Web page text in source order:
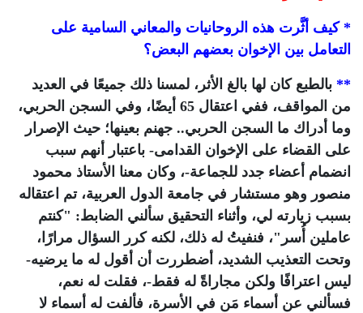
* كيف أثَّرت هذه الروحانيات والمعاني السامية على
التعامل بين الإخوان بعضهم البعض؟
** بالطبع كان لها بالغ الأثر، لمسنا ذلك جميعًا في العديد
من المواقف، ففي اعتقال 65 أيضًا، وفي السجن الحربي،
وما أدراك ما السجن الحربي.. جهنم بعينها؛ حيث الإصرار
على القضاء على الإخوان القدامى- باعتبار أنهم سبب
انضمام أعضاء جدد للجماعة-، وكان معنا الأستاذ محمود
منصور وهو مستشار في جامعة الدول العربية، تم اعتقاله
بسبب زيارته لي، وأثناء التحقيق سألني الضابط: "كنتم
عاملين أُسر"، فنفيتُ له ذلك، لكنه كرر السؤال مرارًا،
وتحت التعذيب الشديد، أضطررت أن أقول له ما يرضيه-
ليس اعترافًا ولكن مجاراةً له فقط-، فقلت له نعم،
فسألني عن أسماء مَن في الأسرة، فألفت له أسماء لا